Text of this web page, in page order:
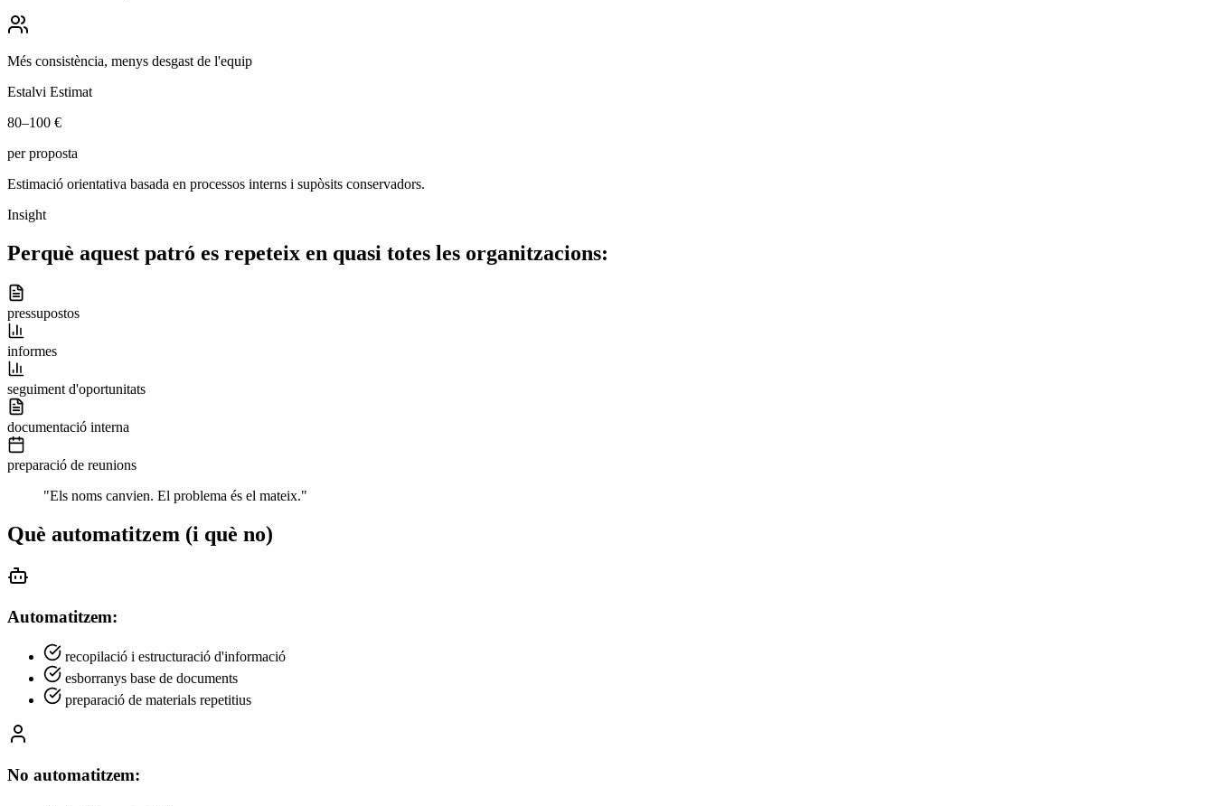
Més consistència, menys desgast de l'equip
Estalvi Estimat
80–100 €
per proposta
Estimació orientativa basada en processos interns i supòsits conservadors.
Insight
Perquè aquest patró es repeteix en quasi totes les organitzacions:
pressupostos
informes
seguiment d'oportunitats
documentació interna
preparació de reunions
"Els noms canvien. El problema és el mateix."
Què automatitzem (i què no)
Automatitzem:
recopilació i estructuració d'informació
esborranys base de documents
preparació de materials repetitius
No automatitzem: